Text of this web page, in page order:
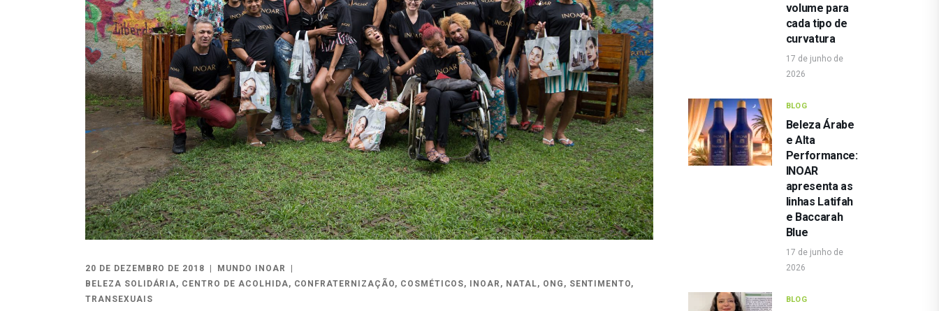
20 DE DEZEMBRO DE 2018
MUNDO INOAR
BELEZA SOLIDÁRIA, CENTRO DE ACOLHIDA, CONFRATERNIZAÇÃO, COSMÉTICOS, INOAR , NATAL, ONG , SENTIMENTO,
TRANSEXUAIS
volume para
cada tipo de
curvatura
17 de junho de
2026
BLOG
Beleza Árabe
e Alta
Performance:
INOAR
apresenta as
linhas Latifah
e Baccarah
Blue
17 de junho de
2026
BLOG